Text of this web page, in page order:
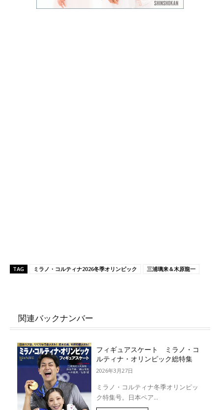
TAG ミラノ・コルティナ2026冬季オリンピック 三浦璃来＆木原龍一
関連バックナンバー
フィギュアスケート ミラノ・コ
ルティナ・オリンピック総特集
2026年3月27日
ミラノ・コルティナ冬季オリンピッ
ク特集号。日本ペア...